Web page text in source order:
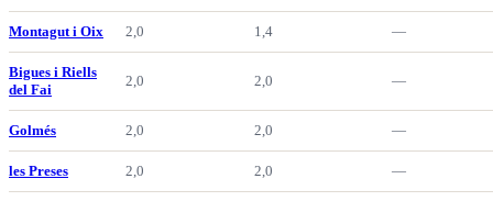
Montagut i Oix 2,0 1,4 —
Bigues i Riells
del Fai
2,0 2,0 —
Golmés 2,0 2,0 —
les Preses 2,0 2,0 —